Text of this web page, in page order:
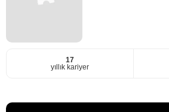
17
yıllık kariyer